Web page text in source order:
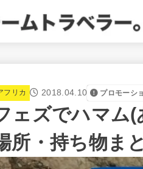
フリカ 2018.04.10 プロモーシ
ェズでハマム(
所・持ち物ま